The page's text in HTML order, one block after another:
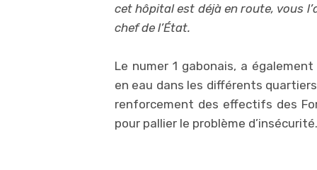
cet hôpital est déjà en route, vous
chef de l’État.
Le numer 1 gabonais, a
en eau dans les différents
renforcement des effectifs des
pour pallier le problème d’insécurité.